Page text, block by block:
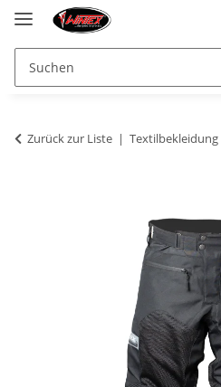
Zurück zur Liste Textilbekleidung